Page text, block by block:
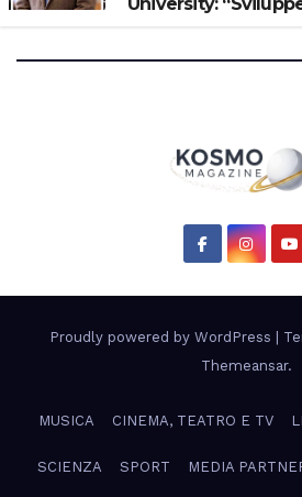
Proudly powered by WordPress |
Themeansar.
MUSICA CINEMA, TEATRO E TV
SCIENZA SPORT MEDIA